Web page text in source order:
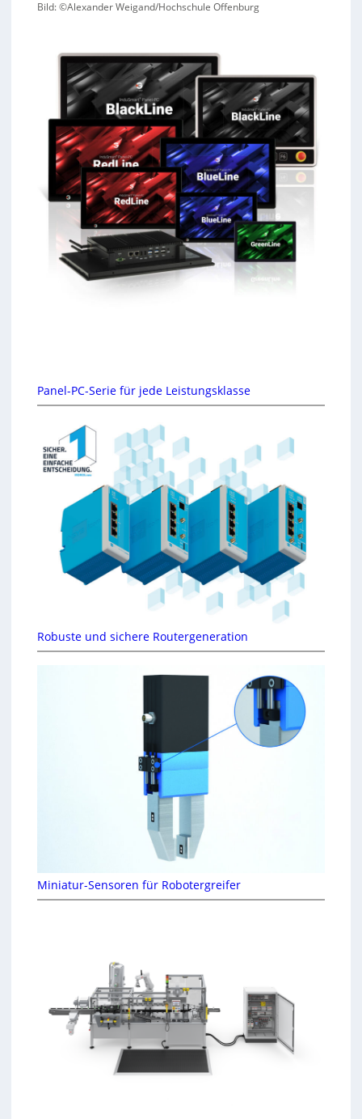
Bild: ©Alexander Weigand/Hochschule Offenburg
Panel-PC-Serie für jede Leistungsklasse
Robuste und sichere Routergeneration
Miniatur-Sensoren für Robotergreifer